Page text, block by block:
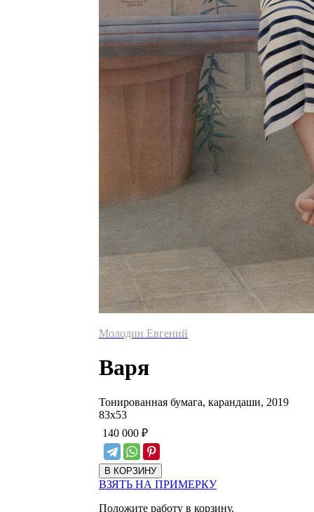
Молодин Евгений
Варя
Тонированная бумага, карандаши, 2019
83х53
140 000 ₽
ВЗЯТЬ НА ПРИМЕРКУ
Положите работу в корзину.